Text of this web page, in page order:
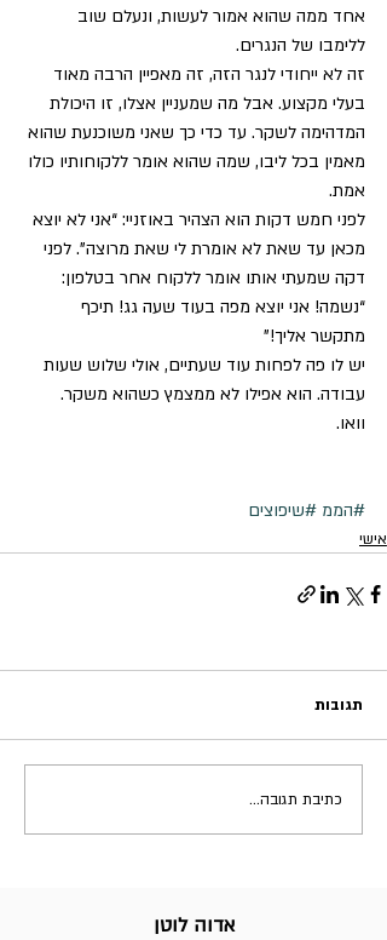
אחד ממה שהוא אמור לעשות, ונעלם שוב
ללימבו של הנגרים.
זה לא ייחודי לנגר הזה, זה מאפיין הרבה מאוד
בעלי מקצוע. אבל מה שמעניין אצלו, זו היכולת
המדהימה לשקר. עד כדי כך שאני משוכנעת שהוא
מאמין בכל ליבו, שמה שהוא אומר ללקוחותיו כולו
אמת.
לפני חמש דקות הוא הצהיר באוזניי: “אני לא יוצא
מכאן עד שאת לא אומרת לי שאת מרוצה”. לפני
דקה שמעתי אותו אומר ללקוח אחר בטלפון:
“נשמה! אני יוצא מפה בעוד שעה גג! תיכף
מתקשר אליך!”
יש לו פה לפחות עוד שעתיים, אולי שלוש שעות
עבודה. הוא אפילו לא ממצמץ כשהוא משקר.
וואו.
#הממ #שיפוצים
אישי
תגובות
כתיבת תגובה...
אדוה לוטן